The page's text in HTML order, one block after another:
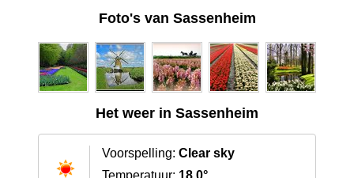
Foto's van Sassenheim
Het weer in Sassenheim
Voorspelling: Clear sky